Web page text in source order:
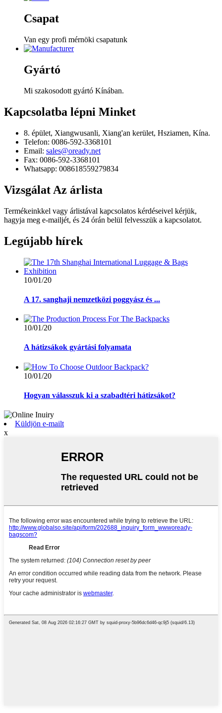
Csapat
Van egy profi mérnöki csapatunk
Gyártó
Mi szakosodott gyártó Kínában.
Kapcsolatba lépni Minket
8. épület, Xiangwusanli, Xiang'an kerület, Hsziamen, Kína.
Telefon: 0086-592-3368101
Email: sales@oready.net
Fax: 0086-592-3368101
Whatsapp: 008618559279834
Vizsgálat Az árlista
Termékeinkkel vagy árlistával kapcsolatos kérdéseivel kérjük,
hagyja meg e-mailjét, és 24 órán belül felvesszük a kapcsolatot.
Legújabb hírek
10/01/20
A 17. sanghaji nemzetközi poggyász és ...
10/01/20
A hátizsákok gyártási folyamata
10/01/20
Hogyan válasszuk ki a szabadtéri hátizsákot?
Küldjön e-mailt
x